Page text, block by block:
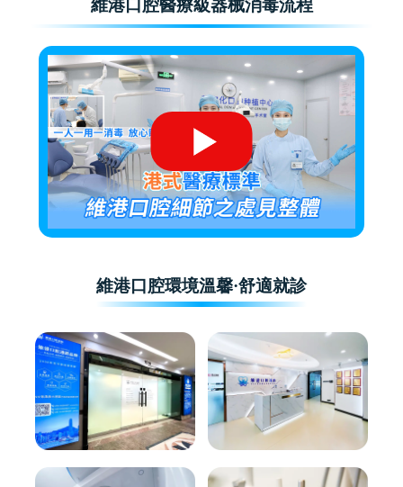
維港口腔醫療級器械消毒流程
維港口腔環境溫馨·舒適就診